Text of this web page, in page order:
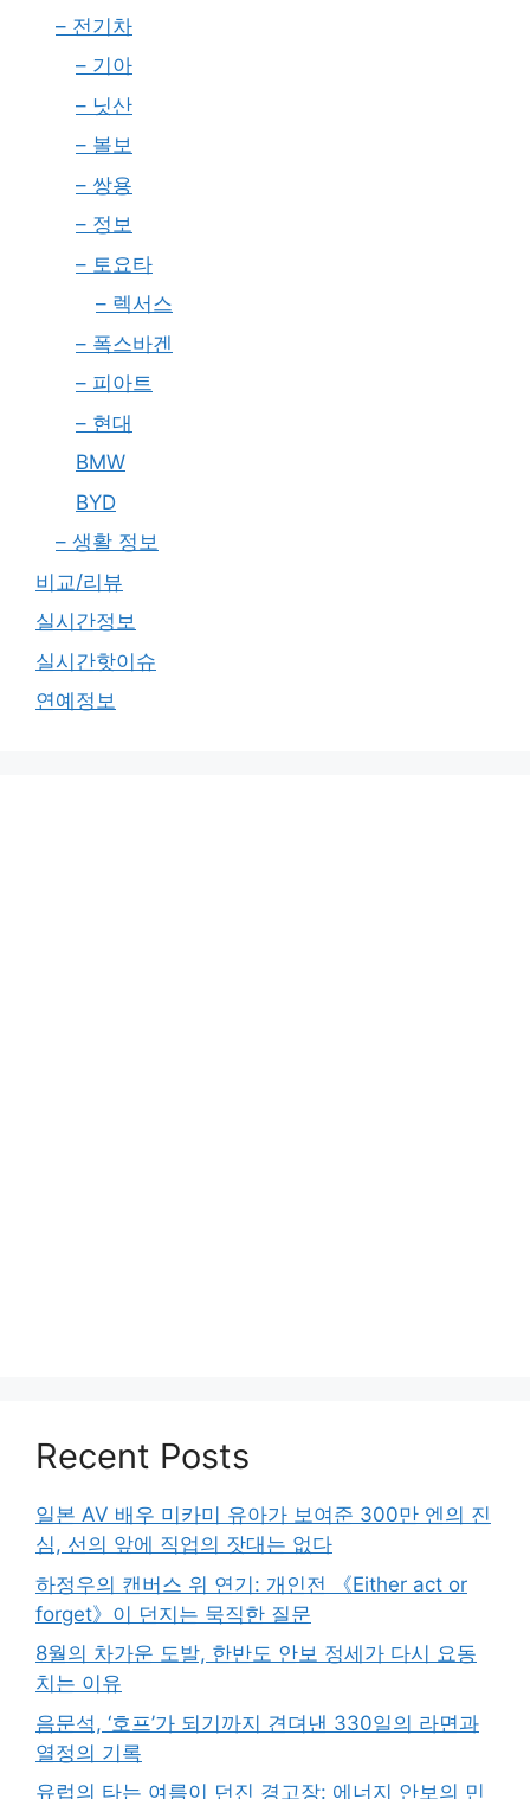
– 전기차
– 기아
– 닛산
– 볼보
– 쌍용
– 정보
– 토요타
– 렉서스
– 폭스바겐
– 피아트
– 현대
BMW
BYD
– 생활 정보
비교/리뷰
실시간정보
실시간핫이슈
연예정보
Recent Posts
일본 AV 배우 미카미 유아가 보여준 300만 엔의 진
심, 선의 앞에 직업의 잣대는 없다
하정우의 캔버스 위 연기: 개인전 《Either act or
forget》이 던지는 묵직한 질문
8월의 차가운 도발, 한반도 안보 정세가 다시 요동
치는 이유
음문석, ‘호프’가 되기까지 견뎌낸 330일의 라면과
열정의 기록
유럽의 타는 여름이 던진 경고장: 에너지 안보의 민